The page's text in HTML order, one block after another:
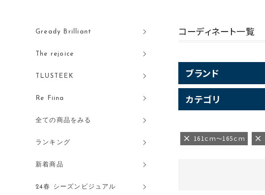
Gready Brilliant
The rejoice
TLUSTEEK
Re Fiina
全ての商品をみる
ランキング
新着商品
24春 シーズンビジュアル
コーディネート一覧
ブランド
カテゴリ
161ｃｍ～165ｃｍ